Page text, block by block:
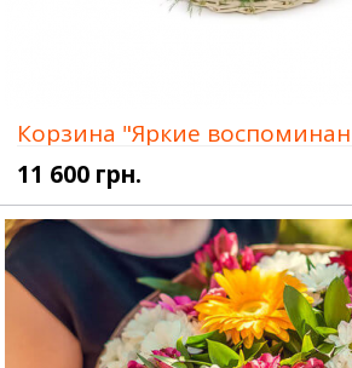
Корзина "Яркие
11 600 грн.